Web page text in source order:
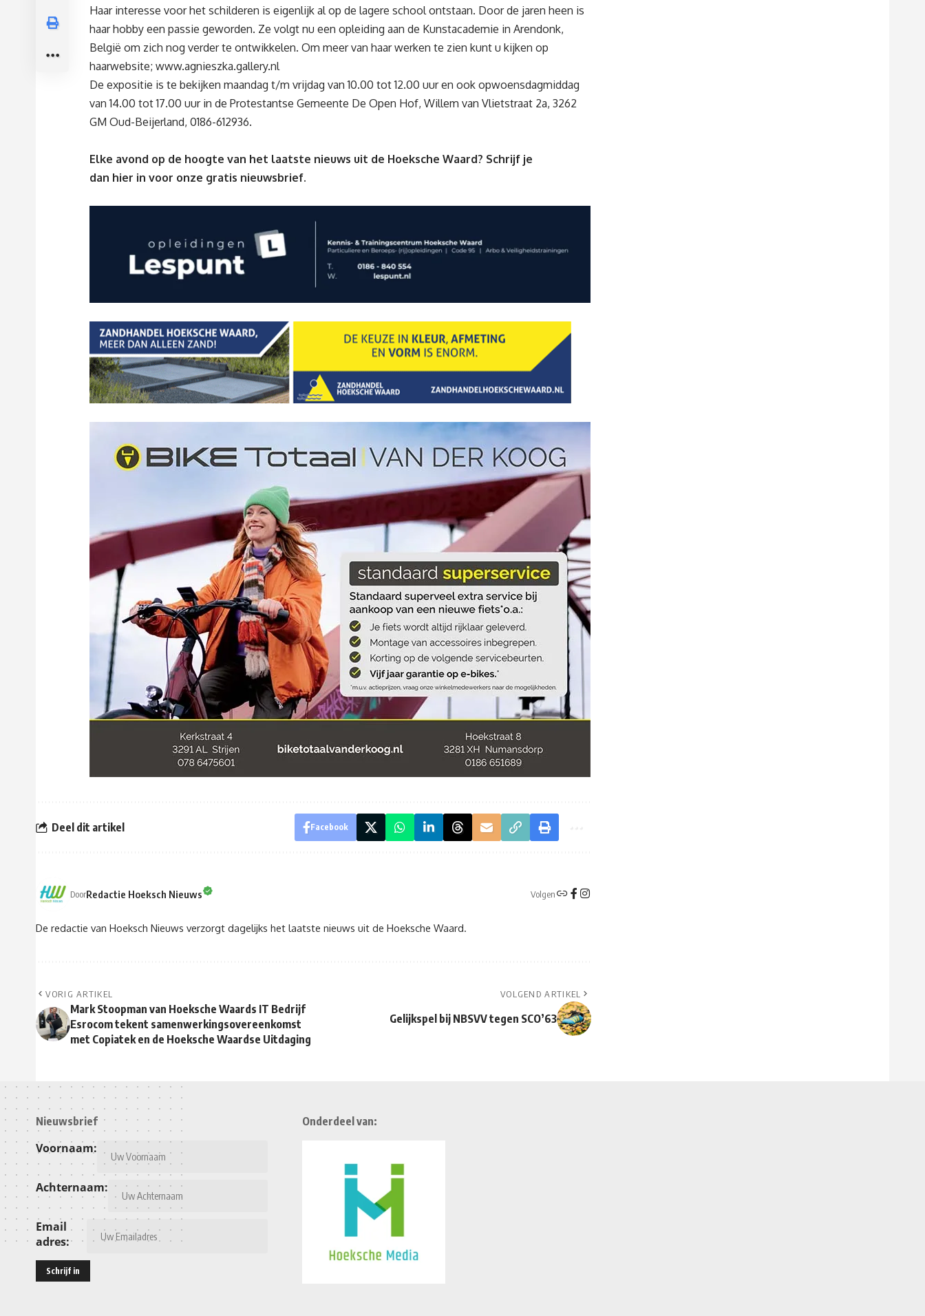
Haarinteresse voor het schilderen is eigenlijk al op de lagere school ontstaan. Door de jaren heen is
haarhobby een passie geworden. Ze volgt nu een opleiding aan de Kunstacademie in Arendonk,
België om zich nog verder te ontwikkelen. Om meer van haarwerken te zien kunt u kijken op
haarwebsite; www.agnieszka.gallery.nl
De expositie is te bekijken maandag t/m vrijdag van10.00 tot 12.00 uuren ook opwoensdagmiddag
van14.00 tot 17.00 uurin de Protestantse Gemeente De Open Hof, Willem van Vlietstraat 2a, 3262
GM Oud-Beijerland, 0186-612936.
Elke avond op de hoogte van het laatste nieuws uit de Hoeksche Waard? Schrijf je
dan hier in voor onze gratis nieuwsbrief.
Deel dit artikel Facebook
DoorRedactie Hoeksch Nieuws Volgen
De redactie van Hoeksch Nieuws verzorgt dagelijks het laatste nieuws uit de Hoeksche Waard.
VORIG ARTIKEL
Mark Stoopman van Hoeksche Waards IT Bedrijf
Esrocom tekent samenwerkingsovereenkomst
met Copiatek en de Hoeksche Waardse Uitdaging
VOLGEND ARTIKEL
Gelijkspel bij NBSVV tegen SCO’63
Nieuwsbrief
Voornaam:
Achternaam:
Email
adres:
Onderdeel van: